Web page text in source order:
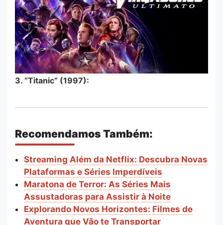
3. “Titanic” (1997):
Recomendamos Também:
Streaming Além da Netflix: Descubra Novas
Plataformas e Séries Imperdíveis
Maratona de Terror: As Séries Mais
Assustadoras para Assistir à Noite
Explorando Novos Horizontes: Filmes de
Aventura que Vão te Transportar